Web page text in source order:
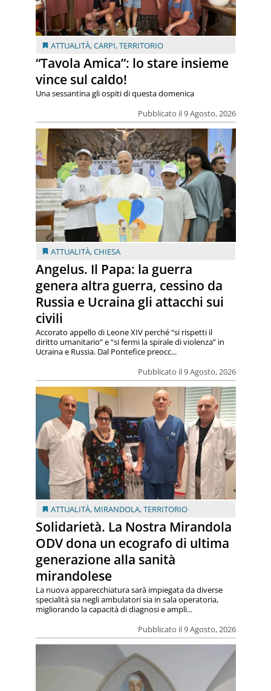
ATTUALITÀ,CARPI,TERRITORIO
“Tavola Amica”: lo stare insieme
vince sul caldo!
Pubblicato il 9 Agosto, 2026
Una sessantina gli ospiti di questa domenica
ATTUALITÀ,CHIESA
Angelus. Il Papa: la guerra
genera altra guerra, cessino da
Russia e Ucraina gli attacchi sui
civili
Pubblicato il 9 Agosto, 2026
Accorato appello di Leone XIV perché “si rispetti il
diritto umanitario” e “si fermi la spirale di violenza” in
Ucraina e Russia. Dal Pontefice preocc...
ATTUALITÀ, MIRANDOLA,TERRITORIO
Solidarietà. La Nostra Mirandola
ODV dona un ecografo di ultima
generazione alla sanità
mirandolese
Pubblicato il 9 Agosto, 2026
La nuova apparecchiatura sarà impiegata da diverse
specialità sia negli ambulatori sia in sala operatoria,
migliorando la capacità di diagnosi e ampli...